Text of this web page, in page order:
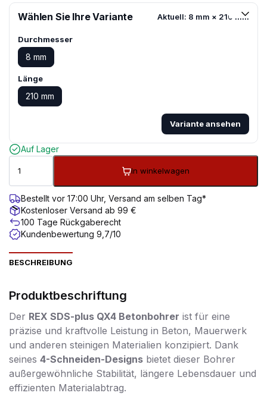
Wählen Sie Ihre Variante Aktuell: 8 mm × 210 mm
Durchmesser
8 mm
Länge
210 mm
Variante ansehen
Auf Lager
In winkelwagen
Bestellt vor 17:00 Uhr, Versand am selben Tag*
Kostenloser Versand ab 99 €
100 Tage Rückgaberecht
Kundenbewertung 9,7/10
BESCHREIBUNG
Produktbeschriftung
Der REX SDS-plus QX4 Betonbohrer ist für eine
präzise und kraftvolle Leistung in Beton, Mauerwerk
und anderen steinigen Materialien konzipiert. Dank
seines 4-Schneiden-Designs bietet dieser Bohrer
außergewöhnliche Stabilität, längere Lebensdauer und
effizienten Materialabtrag.